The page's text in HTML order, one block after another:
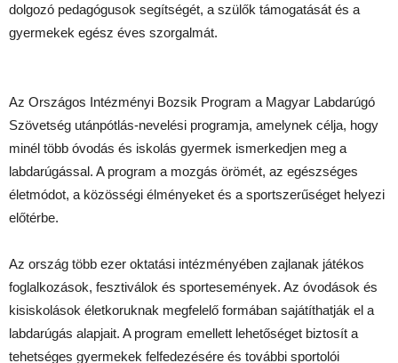
dolgozó pedagógusok segítségét, a szülők támogatását és a
gyermekek egész éves szorgalmát.
Az Országos Intézményi Bozsik Program a Magyar Labdarúgó
Szövetség utánpótlás-nevelési programja, amelynek célja, hogy
minél több óvodás és iskolás gyermek ismerkedjen meg a
labdarúgással. A program a mozgás örömét, az egészséges
életmódot, a közösségi élményeket és a sportszerűséget helyezi
előtérbe.
Az ország több ezer oktatási intézményében zajlanak játékos
foglalkozások, fesztiválok és sportesemények. Az óvodások és
kisiskolások életkoruknak megfelelő formában sajátíthatják el a
labdarúgás alapjait. A program emellett lehetőséget biztosít a
tehetséges gyermekek felfedezésére és további sportolói